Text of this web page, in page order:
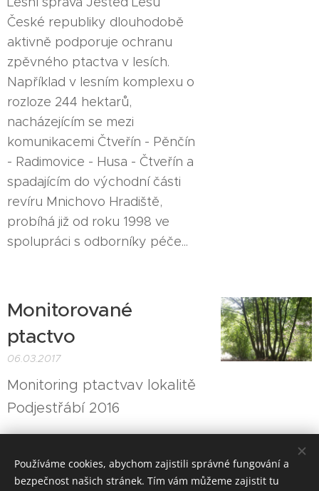
České republiky dlouhodobě
aktivně podporuje ochranu
zpěvného ptactva v lesích.
Například v lesním komplexu o
rozloze 244 hektarů,
nacházejícím se mezi
komunikacemi Čtveřín - Pěnčín
- Radimovice - Husa - Čtveřín a
spadajícím do východní části
revíru Mnichovo Hradiště,
probíhá již od roku 1998 ve
spolupráci s odborníky péče...
Monitorované
ptactvo
06.03.2017
Monitoring ptactvav lokalitě
Podjestřábí 2016
Používáme cookies, abychom zajistili správné fungování a
bezpečnost našich stránek. Tím vám můžeme zajistit tu